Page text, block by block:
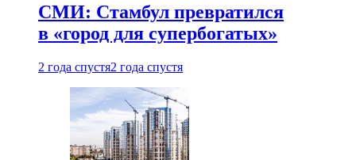
СМИ: Стамбул превратился
в «город для супербогатых»
2 года спустя2 года спустя